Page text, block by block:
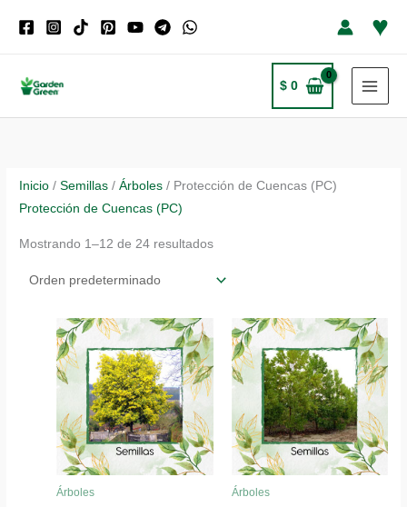
♥
$ 0
Inicio /Semillas /Árboles / Protección de Cuencas (PC)
Protección de Cuencas (PC)
Mostrando 1–12 de 24 resultados
Árboles Árboles